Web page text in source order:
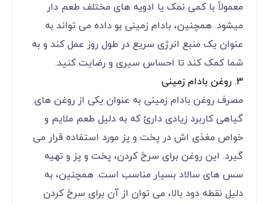
معمولاً با کمی نمک یا ادویه‌ های مختلف طعم‌ دار
میشود. همچنین، بادام زمینی بو داده می ‌تواند به
عنوان یک منبع انرژی سریع در طول روز عمل کند و به
شما کمک کند تا احساس سیری و رضایت کنید.
3. روغن بادام زمینی
مصرف روغن بادام زمینی به عنوان یکی از روغن ‌های
گیاهی کاربرد زیادی دارئ که به دلیل طعم ملایم و
خواص مغذی ‌اش در پخت و پز مورد استفاده قرار می
‌گیرد. این روغن برای سرخ کردن، پخت و پز و تهیه
سس‌ های سالاد بسیار مناسب است. همچنین، به
دلیل نقطه دود بالا، می‌ توان از آن برای سرخ کردن